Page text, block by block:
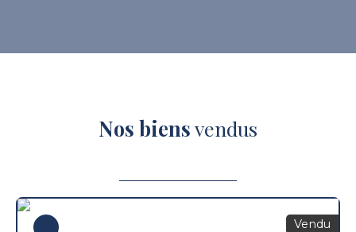
Nos biensvendus
Vendu